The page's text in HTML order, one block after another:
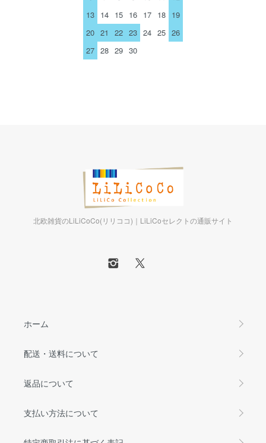
13 14 15 16 17 18 19
20 21 22 23 24 25 26
27 28 29 30
北欧雑貨のLiLiCoCo(リリココ)｜LiLiCoセレクトの通販サイト
ホーム
配送・送料について
返品について
支払い方法について